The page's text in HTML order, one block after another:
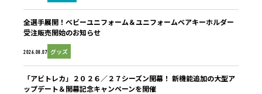
2026.08.07 グッズ
全選手展開！ベビーユニフォーム＆ユニフォームベアキーホルダー
受注販売開始のお知らせ
「アビトレカ」２０２６／２７シーズン開幕！ 新機能追加の大型ア
ップデート＆開幕記念キャンペーンを開催